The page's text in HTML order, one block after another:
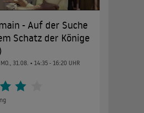
- Auf der Suche
Schatz der Könige
MO., 31.08. • 14:35 - 16:20 UHR